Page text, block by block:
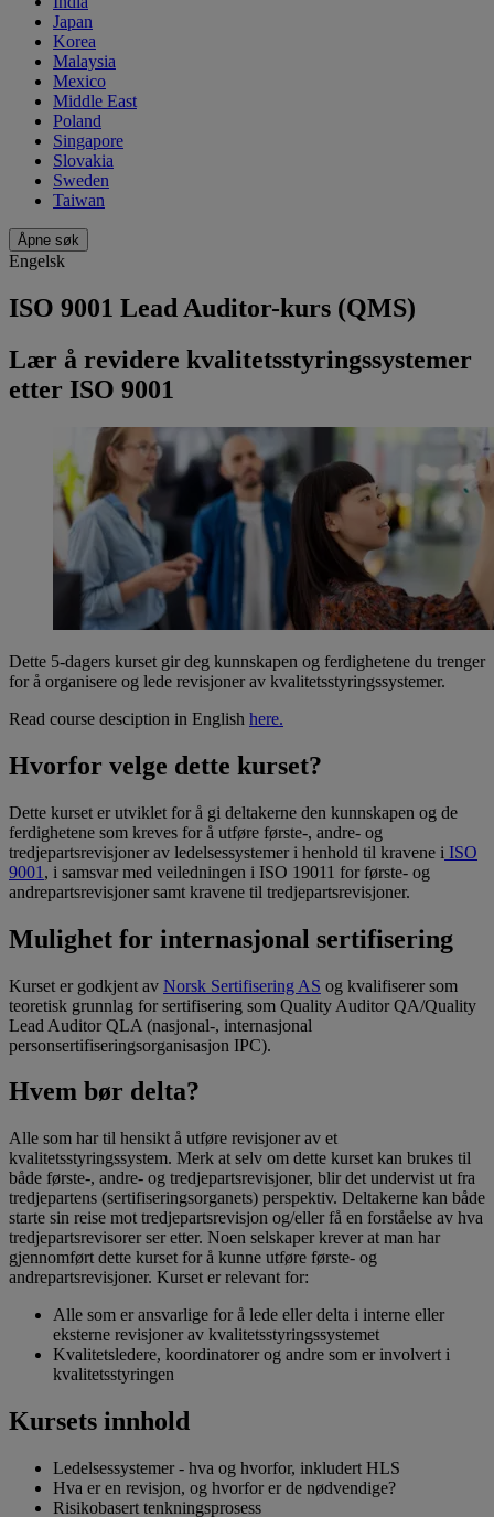
Japan
Korea
Malaysia
Mexico
Middle East
Poland
Singapore
Slovakia
Sweden
Taiwan
Åpne søk
Engelsk
ISO 9001 Lead Auditor-kurs (QMS)
Lær å revidere kvalitetsstyringssystemer
etter ISO 9001
Dette 5-dagers kurset gir deg kunnskapen og ferdighetene du trenger
for å organisere og lede revisjoner av kvalitetsstyringssystemer.
Read course desciption in English here.
Hvorfor velge dette kurset?
Dette kurset er utviklet for å gi deltakerne den kunnskapen og de
ferdighetene som kreves for å utføre første-, andre- og
tredjepartsrevisjoner av ledelsessystemer i henhold til kravene i ISO
9001 , i samsvar med veiledningen i ISO 19011 for første- og
andrepartsrevisjoner samt kravene til tredjepartsrevisjoner.
Mulighet for internasjonal sertifisering
Kurset er godkjent av Norsk Sertifisering AS og kvalifiserer som
teoretisk grunnlag for sertifisering som Quality Auditor QA/Quality
Lead Auditor QLA (nasjonal-, internasjonal
personsertifiseringsorganisasjon IPC).
Hvem bør delta?
Alle som har til hensikt å utføre revisjoner av et
kvalitetsstyringssystem. Merk at selv om dette kurset kan brukes til
både første-, andre- og tredjepartsrevisjoner, blir det undervist ut fra
tredjepartens (sertifiseringsorganets) perspektiv. Deltakerne kan både
starte sin reise mot tredjepartsrevisjon og/eller få en forståelse av hva
tredjepartsrevisorer ser etter. Noen selskaper krever at man har
gjennomført dette kurset for å kunne utføre første- og
andrepartsrevisjoner. Kurset er relevant for:
Alle som er ansvarlige for å lede eller delta i interne eller
eksterne revisjoner av kvalitetsstyringssystemet
Kvalitetsledere, koordinatorer og andre som er involvert i
kvalitetsstyringen
Kursets innhold
Ledelsessystemer - hva og hvorfor, inkludert HLS
Hva er en revisjon, og hvorfor er de nødvendige?
Risikobasert tenkningsprosess